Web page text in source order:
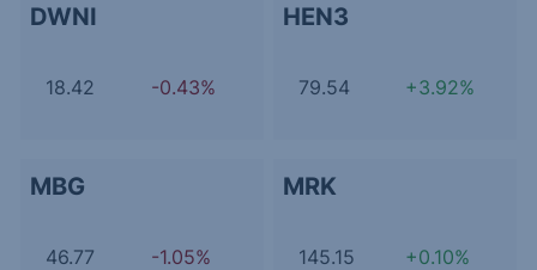
DWNI
18.42 -0.43%
HEN3
79.54 +3.92%
MBG
46.77 -1.05%
MRK
145.15 +0.10%